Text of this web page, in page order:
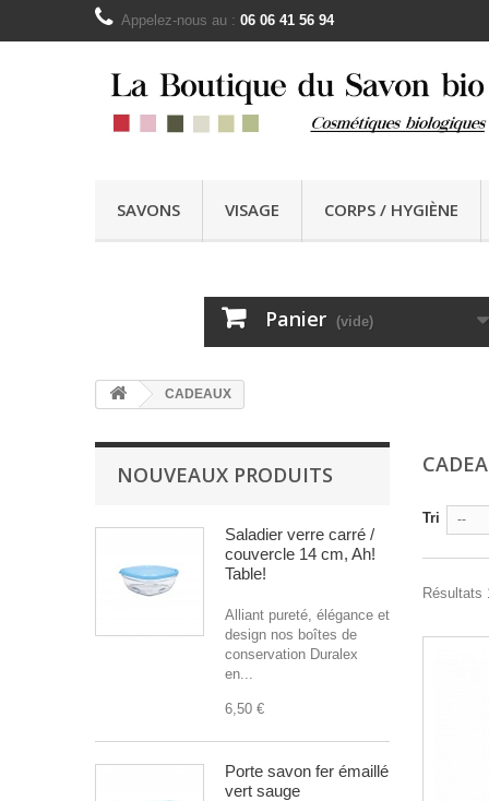
Appelez-nous au : 06 06 41 56 94
SAVONS VISAGE CORPS / HYGIÈNE
Panier (vide)
CADEAUX
NOUVEAUX PRODUITS
Saladier verre carré /
couvercle 14 cm, Ah!
Table!
Alliant pureté, élégance et
design nos boîtes de
conservation Duralex
en...
6,50 €
Porte savon fer émaillé
vert sauge
Tri --
Résultats